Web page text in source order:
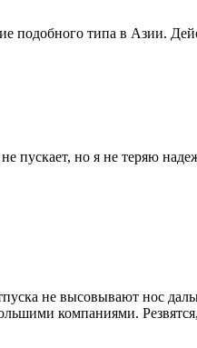
типа в Азии.
но я не теряю
не высовывают нос
компаниями.